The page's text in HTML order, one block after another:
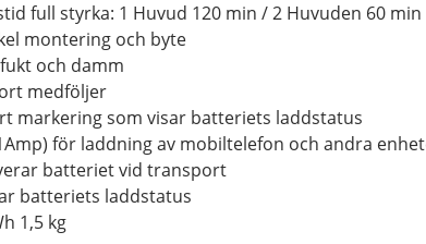
full styrka: 1 Huvud 120 min / 2 Huvuden 60 min
montering och byte
och damm
medföljer
markering som visar batteriets laddstatus
för laddning av mobiltelefon och andra
batteriet vid transport
batteriets laddstatus
1,5 kg